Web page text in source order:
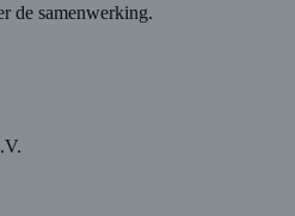
de samenwerking.